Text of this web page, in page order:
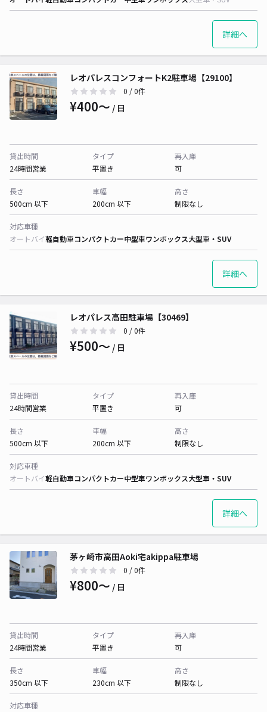
詳細へ
レオパレスコンフォートK2駐車場【29100】
0 / 0件
¥400〜 / 日
貸出時間
24時間営業
タイプ
平置き
再入庫
可
長さ
500cm 以下
車幅
200cm 以下
高さ
制限なし
対応車種
オートバイ軽自動車コンパクトカー中型車ワンボックス大型車・SUV
詳細へ
レオパレス高田駐車場【30469】
0 / 0件
¥500〜 / 日
貸出時間
24時間営業
タイプ
平置き
再入庫
可
長さ
500cm 以下
車幅
200cm 以下
高さ
制限なし
対応車種
オートバイ軽自動車コンパクトカー中型車ワンボックス大型車・SUV
詳細へ
茅ヶ崎市高田Aoki宅akippa駐車場
0 / 0件
¥800〜 / 日
貸出時間
24時間営業
タイプ
平置き
再入庫
可
長さ
350cm 以下
車幅
230cm 以下
高さ
制限なし
対応車種